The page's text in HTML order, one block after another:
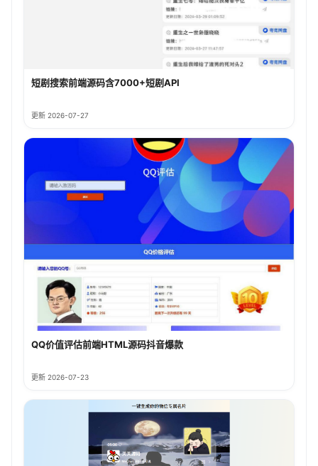
短剧搜索前端源码含7000+短剧API
更新 2026-07-27
QQ价值评估前端HTML源码抖音爆款
更新 2026-07-23